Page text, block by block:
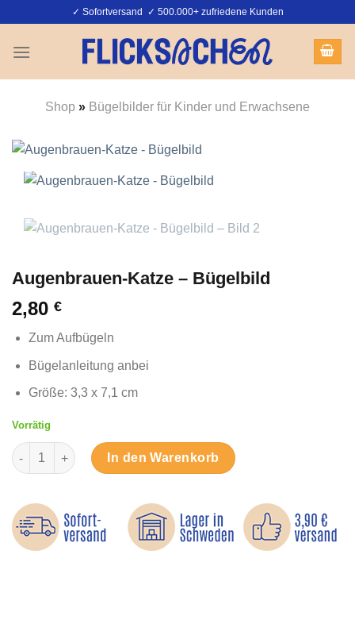
springen
✓ Sofortversand ✓ 500.000+ zufriedene Kunden
Shop » Bügelbilder für Kinder und Erwachsene
Augenbrauen-Katze – Bügelbild
2,80 €
Zum Aufbügeln
Bügelanleitung anbei
Größe: 3,3 x 7,1 cm
Vorrätig
Augenbrauen-Katze - Bügelbild Menge
In den Warenkorb